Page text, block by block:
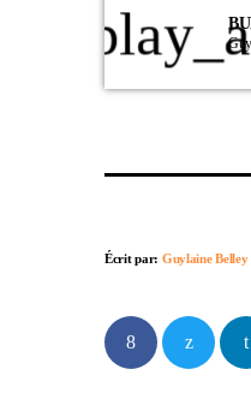
Écrit par: Guylaine Belley